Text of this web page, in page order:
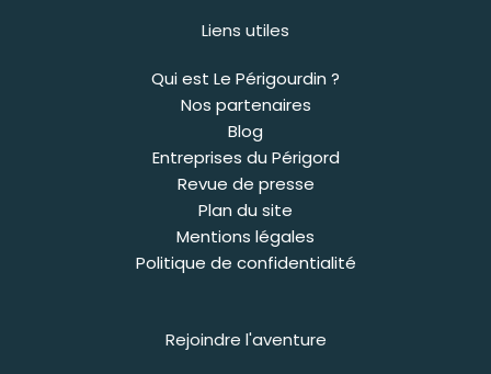
Liens utiles
Qui est Le Périgourdin ?
Nos partenaires
Blog
Entreprises du Périgord
Revue de presse
Plan du site
Mentions légales
Politique de confidentialité
Rejoindre l'aventure